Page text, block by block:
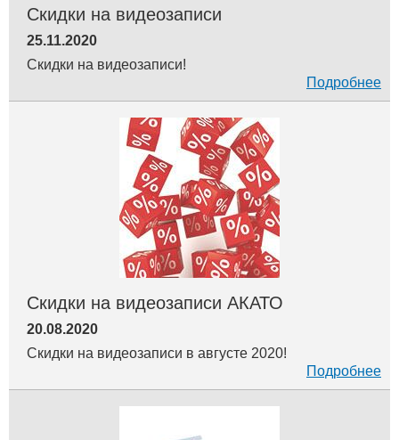
Скидки на видеозаписи
25.11.2020
Скидки на видеозаписи!
Подробнее
Скидки на видеозаписи АКАТО
20.08.2020
Скидки на видеозаписи в августе 2020!
Подробнее